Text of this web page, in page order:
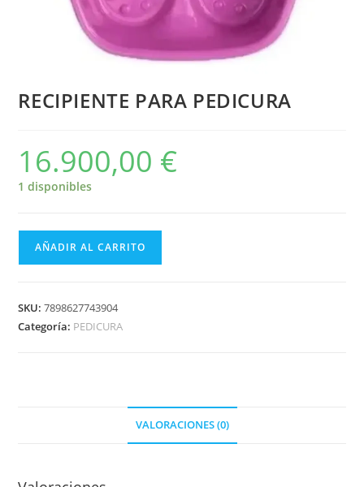
RECIPIENTE PARA PEDICURA
16.900,00 €
1 disponibles
AÑADIR AL CARRITO
SKU:7898627743904
Categoría: PEDICURA
VALORACIONES (0)